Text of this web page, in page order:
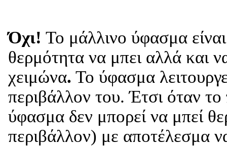
Όχι! Το μάλλινο ύφασμα
θερμότητα να μπει αλλά και
χειμώνα. Το ύφασμα
περιβάλλον του. Έτσι όταν το
ύφασμα δεν μπορεί να μπεί
περιβάλλον) με αποτέλεσμα